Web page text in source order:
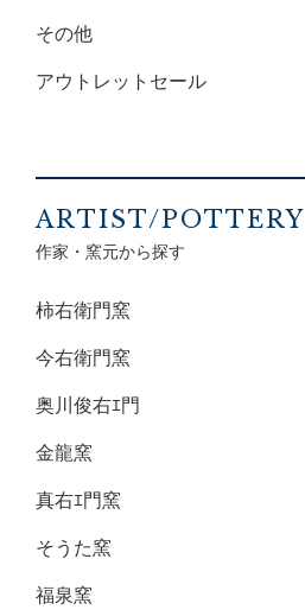
その他
アウトレットセール
ARTIST/POTTERY
作家・窯元から探す
柿右衛門窯
今右衛門窯
奥川俊右ｴ門
金龍窯
真右ｴ門窯
そうた窯
福泉窯